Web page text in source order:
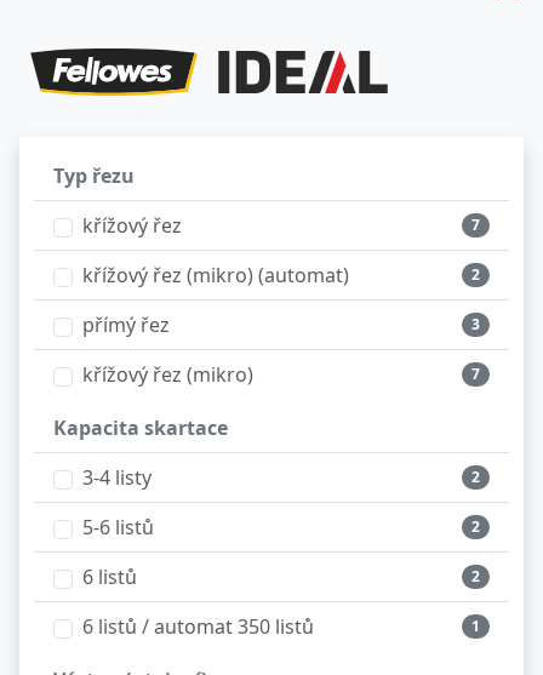
Typ řezu
křížový řez
7
křížový řez (mikro) (automat) 2
přímý řez 3
křížový řez (mikro) 7
Kapacita skartace
3-4 listy
2
5-6 listů 2
6 listů 2
6 listů / automat 350 listů 1